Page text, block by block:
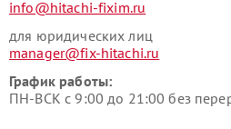
info@hitachi-fixim.ru
для юридических лиц
manager@fix-hitachi.ru
График работы:
ПН-ВСК с 9:00 до 21:00 без